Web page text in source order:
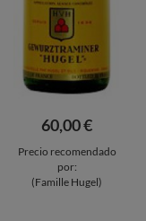
60,00 €
Precio recomendado
por:
(Famille Hugel)